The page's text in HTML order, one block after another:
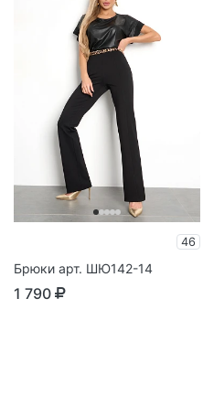
46
Брюки арт. ШЮ142-14
1 790